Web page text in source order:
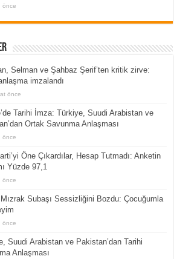
önce
Selman ve Şahbaz Şerif’ten kritik zirve:
imzalandı
önce
Tarihi İmza: Türkiye, Suudi Arabistan ve
Ortak Savunma Anlaşması
önce
Öne Çıkardılar, Hesap Tutmadı: Anketin
Yüzde 97,1
önce
Subaşı Sessizliğini Bozdu: Çocuğumla
önce
Suudi Arabistan ve Pakistan’dan Tarihi
Anlaşması